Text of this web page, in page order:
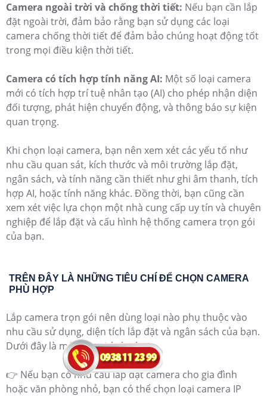
Camera ngoài trời và chống thời tiết: Nếu bạn cần lắp
đặt ngoài trời, đảm bảo rằng bạn sử dụng các loại
camera chống thời tiết để đảm bảo chúng hoạt động tốt
trong mọi điều kiện thời tiết.
Camera có tích hợp tính năng AI: Một số loại camera
mới có tích hợp trí tuệ nhân tạo (AI) cho phép nhận diện
đối tượng, phát hiện chuyển động, và thông báo sự kiện
quan trọng.
Khi chọn loại camera, bạn nên xem xét các yếu tố như
nhu cầu quan sát, kích thước và môi trường lắp đặt,
ngân sách, và tính năng cần thiết như ghi âm thanh, tích
hợp AI, hoặc tính năng khác. Đồng thời, bạn cũng cần
xem xét việc lựa chọn một nhà cung cấp uy tín và chuyên
nghiệp để lắp đặt và cấu hình hệ thống camera trọn gói
của bạn.
TRÊN ĐÂY LÀ NHỮNG TIÊU CHÍ ĐỂ CHỌN CAMERA
PHÙ HỢP
Lắp camera trọn gói nên dùng loại nào phụ thuộc vào
nhu cầu sử dụng, diện tích lắp đặt và ngân sách của bạn.
Dưới đây là một số gợi ý cho bạn:
👉 Nếu bạn có nhu cầu lắp đặt camera cho gia đình
hoặc văn phòng nhỏ, bạn có thể chọn loại camera IP